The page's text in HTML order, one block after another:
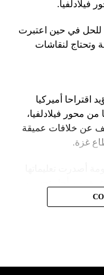
فيلادلفيا.
للحل في حين اعتبرت
وتحتاج لنقاشات
اقتراحا أميركيا
من محور فيلادلفيا،
عن خلافات عميقة
غزة.